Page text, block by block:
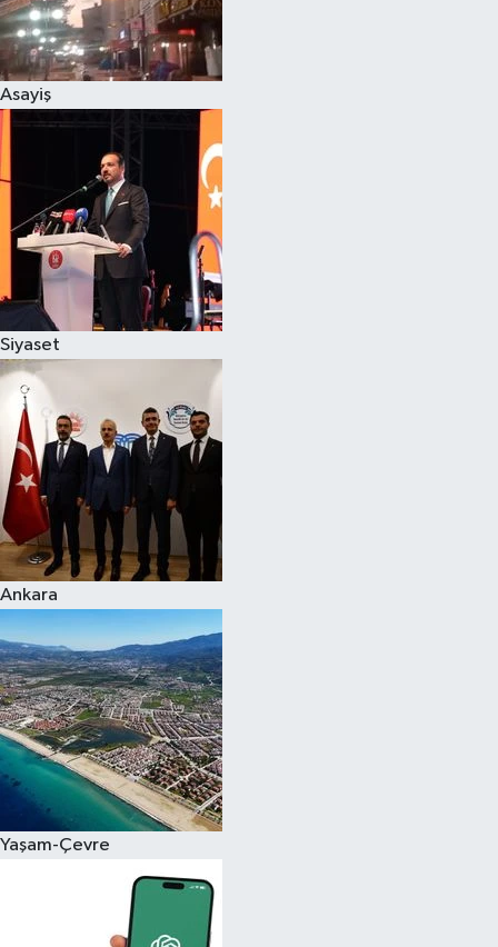
Asayiş
Siyaset
Ankara
Yaşam-Çevre
Spor
Çocuk
Eğitim
Hava Durumu
Kadın
Kültür Sanat
Sağlık
Siyaset
Teknoloji
Televizyon
Yaşam-Çevre